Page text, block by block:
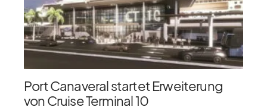
Port Canaveral startet Erweiterung
von Cruise Terminal 10